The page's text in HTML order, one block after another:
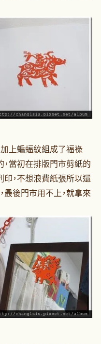
加上蝙蝠紋組成了福祿
，當初在排版門市剪紙的
印，不想浪費紙張所以還
最後門市用不上，就拿來